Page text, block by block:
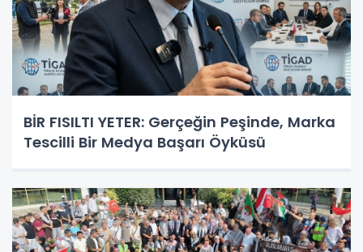
BİR FISILTI YETER: Gerçeğin Peşinde, Marka
Tescilli Bir Medya Başarı Öyküsü